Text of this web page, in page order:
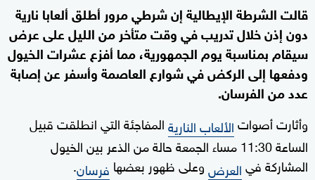
قالت الشرطة الإيطالية إن ​شرطي مرور أطلق ألعابا نارية
دون إذن خلال تدريب ​في وقت متأخر ⁠من الليل على عرض
سيقام بمناسبة يوم الجمهورية، مما أفزع عشرات الخيول
ودفعها إلى الركض في شوارع العاصمة وأسفر عن إصابة ​
عدد من الفرسان.
وأثارت أصواتالألعاب الناريةالمفاجئة التي انطلقت ‌قبيل
الساعة 11:30 مساء الجمعة حالة من الذعر بين الخيول
المشاركة ‌فيالعرضوعلى ‌ظهور بعضها فرسان.